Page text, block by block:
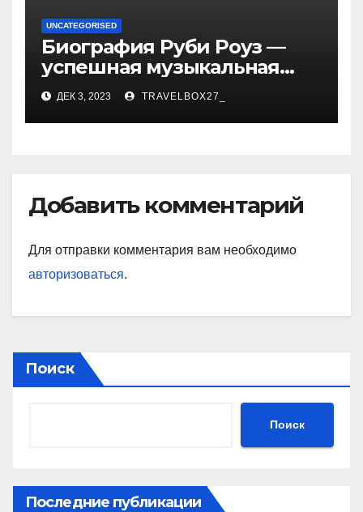
UNCATEGORISED
Биография Руби Роуз —
успешная музыкальная
карьера, личная жизнь и
знаковые достижения
ДЕК 3, 2023 TRAVELBOX27_
Добавить комментарий
Для отправки комментария вам необходимо
авторизоваться.
Поиск
Поиск
Последние публикации